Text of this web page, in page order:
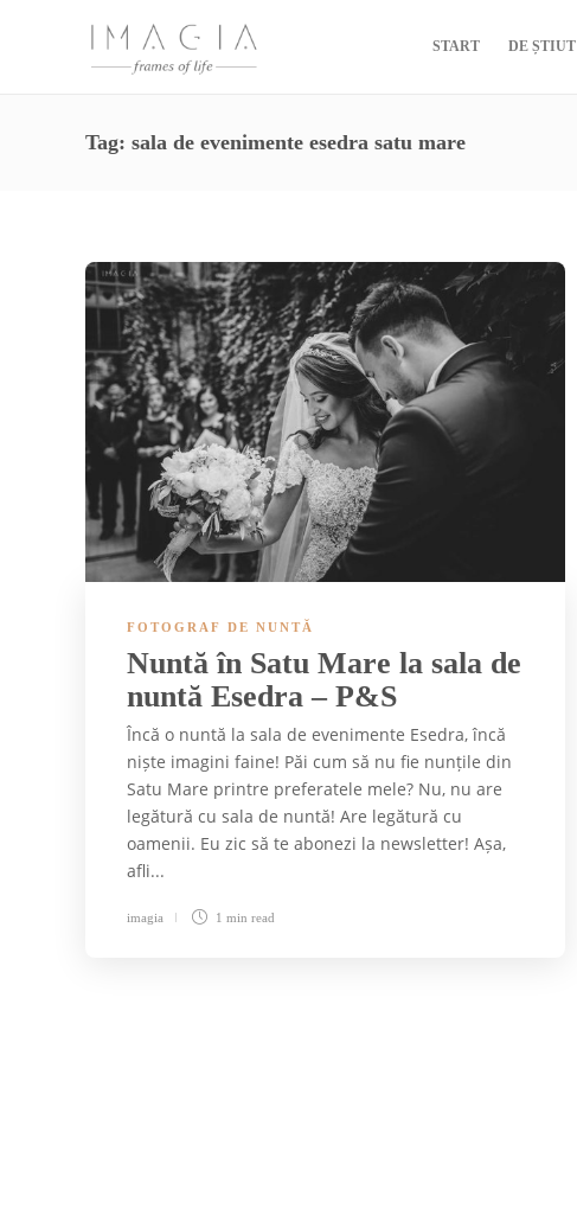
START DE ȘTIUT
Tag: sala de evenimente esedra satu mare
FOTOGRAF DE NUNTĂ
Nuntă în Satu Mare la sala de
nuntă Esedra – P&S
Încă o nuntă la sala de evenimente Esedra, încă
niște imagini faine! Păi cum să nu fie nunțile din
Satu Mare printre preferatele mele? Nu, nu are
legătură cu sala de nuntă! Are legătură cu
oamenii. Eu zic să te abonezi la newsletter! Așa,
afli...
imagia 1 min read